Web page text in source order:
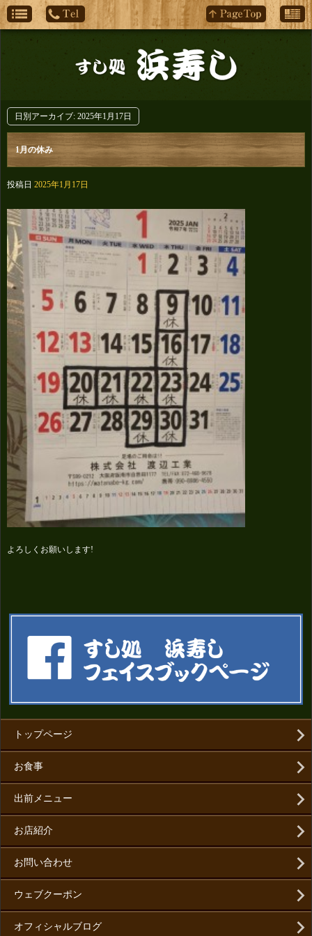
日別アーカイブ: 2025年1月17日
1月の休み
投稿日 2025年1月17日
よろしくお願いします!
トップページ
お食事
出前メニュー
お店紹介
お問い合わせ
ウェブクーポン
オフィシャルブログ